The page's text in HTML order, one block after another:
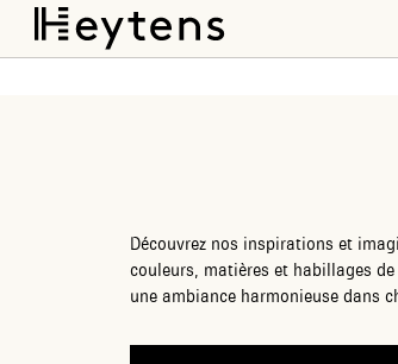
Découvrez nos inspirations et
couleurs, matières et habillages
une ambiance harmonieuse dans